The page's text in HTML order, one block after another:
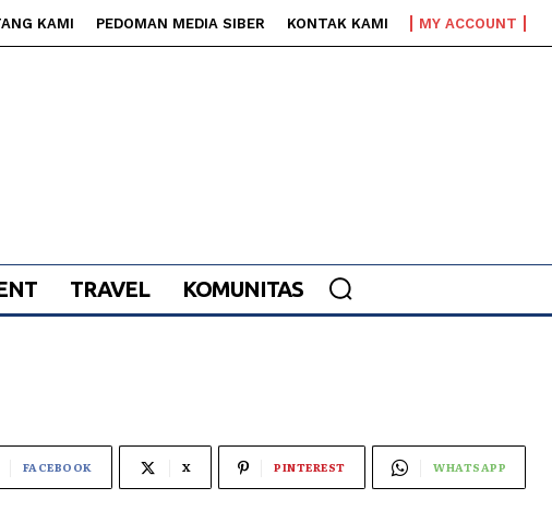
KAMI PEDOMAN MEDIA SIBER KONTAK KAMI MY ACCOUNT
TRAVEL KOMUNITAS
FACEBOOK X PINTEREST WHATSAPP